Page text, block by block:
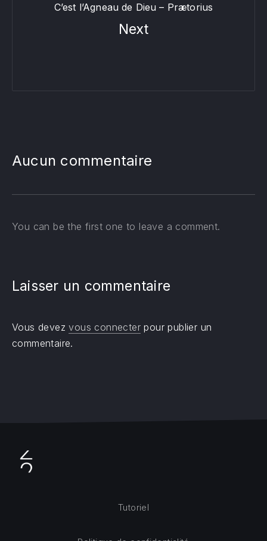
C’est l’Agneau de Dieu – Prætorius
Next
Aucun commentaire
You can be the first one to leave a comment.
Laisser un commentaire
Vous devezvous connecter pour publier un
commentaire.
Tutoriel